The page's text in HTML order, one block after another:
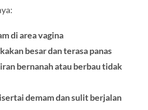
di area vagina
besar dan terasa panas
bernanah atau berbau tidak
demam dan sulit berjalan